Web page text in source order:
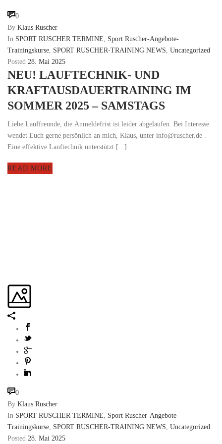
0
By Klaus Ruscher
In SPORT RUSCHER TERMINE, Sport Ruscher-Angebote-
Trainingskurse, SPORT RUSCHER-TRAINING NEWS, Uncategorized
Posted 28. Mai 2025
NEU! LAUFTECHNIK- UND
KRAFTAUSDAUERTRAINING IM
SOMMER 2025 – SAMSTAGS
Liebe Lauffreunde, die Anmeldefrist ist leider abgelaufen. Bei Interesse
wendet Euch gerne persönlich an mich, Klaus, unter info@ruscher.de .
Eine effektive Lauftechnik unterstützt [...]
READ MORE
0
By Klaus Ruscher
In SPORT RUSCHER TERMINE, Sport Ruscher-Angebote-
Trainingskurse, SPORT RUSCHER-TRAINING NEWS, Uncategorized
Posted 28. Mai 2025